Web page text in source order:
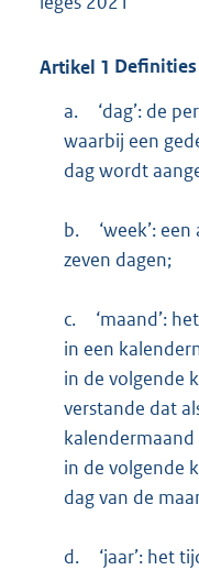
Artikel 1 Definities
a.
‘dag’: de
waarbij een
dag wordt
b.
‘week’:
zeven dagen;
c.
‘maand’:
in een
in de volgende
verstande dat
in de volgende
dag van de
d.
‘jaar’: het